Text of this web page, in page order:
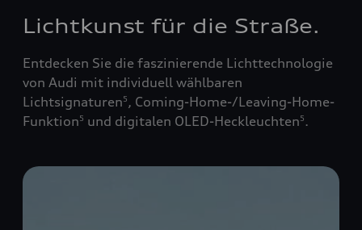
Lichtkunst für die Straße.
Entdecken Sie die faszinierende Lichttechnologie
von Audi mit individuell wählbaren
Lichtsignaturen5 , Coming-Home-/Leaving-Home-
Funktion5 und digitalen OLED-Heckleuchten5.